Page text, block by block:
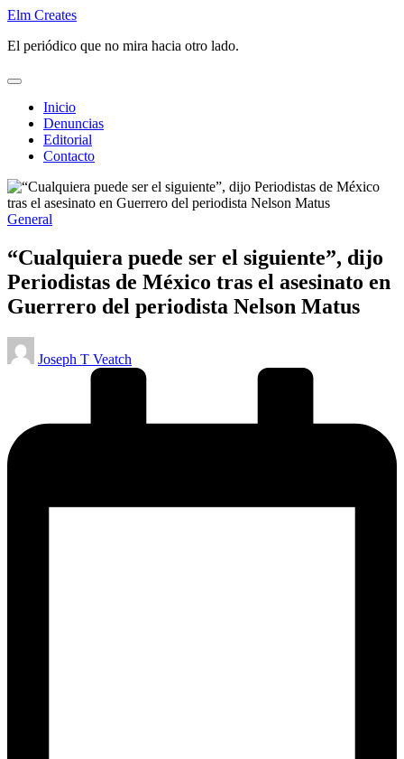
Saltar
contenido
Elm Creates
El periódico que no mira hacia otro lado.
Inicio
Denuncias
Editorial
Contacto
Publicado
General
“Cualquiera puede ser el siguiente”, dijo
Periodistas de México tras el asesinato en
Guerrero del periodista Nelson Matus
Publicado
por
Joseph T Veatch